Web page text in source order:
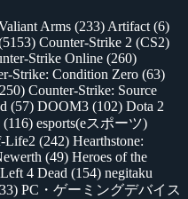
Arms (233) Artifact (6)
Counter-Strike 2 (CS2)
Strike Online (260)
Strike: Condition Zero (63)
Counter-Strike: Source
(57) DOOM3 (102) Dota 2
(116) esports(eスポーツ)
Life2 (242) Hearthstone:
(49) Heroes of the
Left 4 Dead (154) negitaku
PC・ゲーミングデバイス